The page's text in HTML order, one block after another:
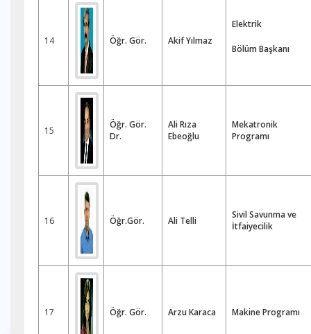
14 Öğr. Gör. Akif Yılmaz
Elektrik
Bölüm Başkanı
15
Öğr. Gör.
Dr.
Ali Rıza
Ebeoğlu
Mekatronik
Programı
16 Öğr.Gör. Ali Telli
Sivil Savunma ve
İtfaiyecilik
17 Öğr. Gör. Arzu Karaca Makine Programı